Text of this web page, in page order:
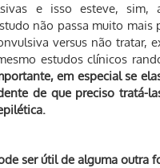
e isso esteve, sim,
não passa muito mais
versus não tratar,
estudos clínicos
em especial se
de que preciso tratá-
ser útil de alguma outra